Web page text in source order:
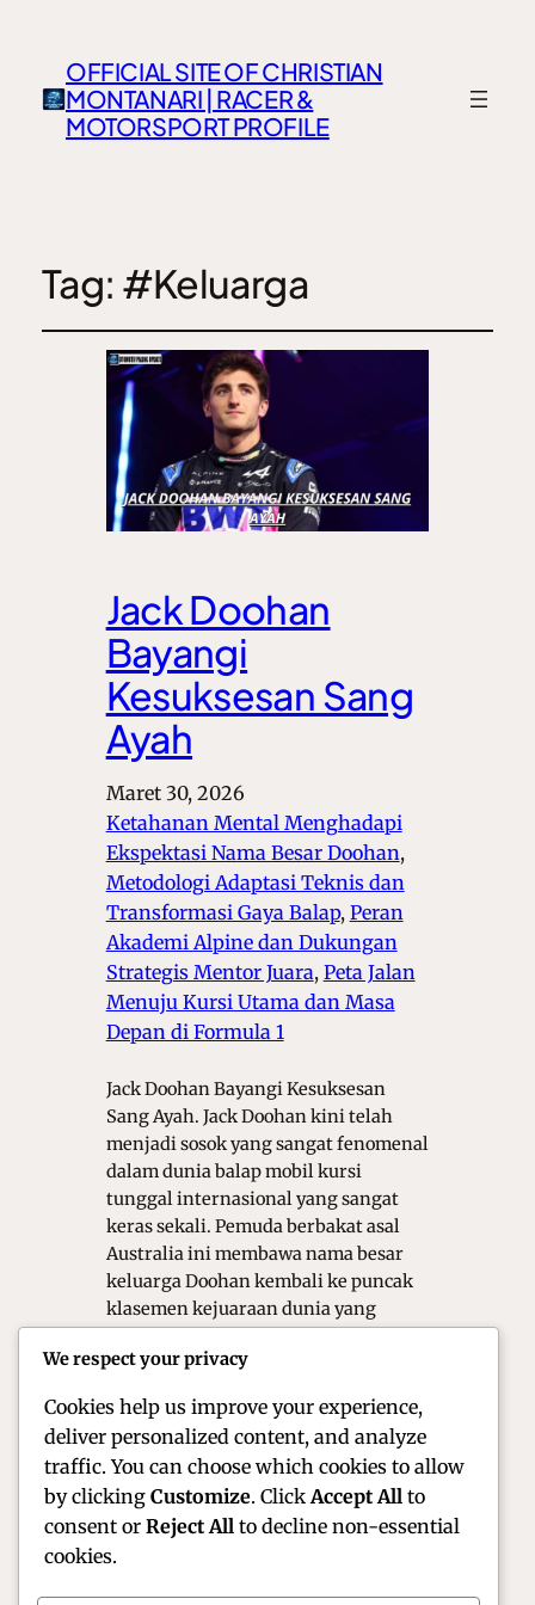
OFFICIAL SITE OF CHRISTIAN
MONTANARI | RACER &
MOTORSPORT PROFILE
Tag: #Keluarga
Jack Doohan
Bayangi
Kesuksesan Sang
Ayah
Maret 30, 2026
Ketahanan Mental Menghadapi
Ekspektasi Nama Besar Doohan ,
Metodologi Adaptasi Teknis dan
Transformasi Gaya Balap, Peran
Akademi Alpine dan Dukungan
Strategis Mentor Juara, Peta Jalan
Menuju Kursi Utama dan Masa
Depan di Formula 1
Jack Doohan Bayangi Kesuksesan
Sang Ayah. Jack Doohan kini telah
menjadi sosok yang sangat fenomenal
dalam dunia balap mobil kursi
tunggal internasional yang sangat
keras sekali. Pemuda berbakat asal
Australia ini membawa nama besar
keluarga Doohan kembali ke puncak
klasemen kejuaraan dunia yang
adalah seorang legenda balap motor,
We respect your privacy
Cookies help us improve your experience,
deliver personalized content, and analyze
traffic. You can choose which cookies to allow
by clicking Customize. Click Accept All to
consent or Reject All to decline non-essential
cookies.